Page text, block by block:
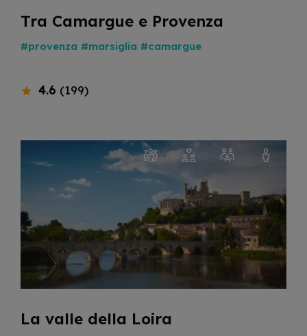
Tra Camargue e Provenza
#provenza #marsiglia #camargue
4.6 (199)
La valle della Loira